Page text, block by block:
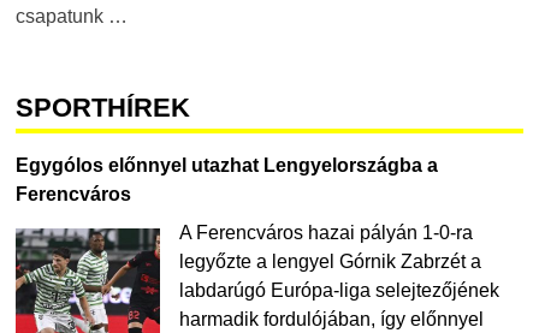
csapatunk …
SPORTHÍREK
Egygólos előnnyel utazhat Lengyelországba a
Ferencváros
A Ferencváros hazai pályán 1-0-ra
legyőzte a lengyel Górnik Zabrzét a
labdarúgó Európa-liga selejtezőjének
harmadik fordulójában, így előnnyel